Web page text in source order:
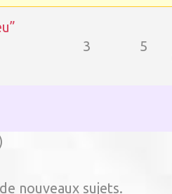
3 5
nouveaux sujets.